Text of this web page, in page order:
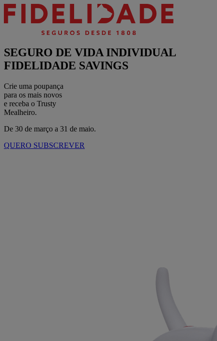
SEGURO DE VIDA INDIVIDUAL
FIDELIDADE SAVINGS
Crie uma poupança
para os mais novos
e receba o Trusty
Mealheiro.
De 30 de março a 31 de maio.
QUERO SUBSCREVER